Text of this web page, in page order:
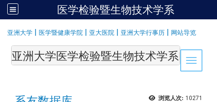
医学检验暨生物技术学系
亚洲大学 | 医学暨健康学院 | 亚大医院 | 亚洲大学行事历 | 网站导览
Toggle
亚洲大学医学检验暨生物技术学系
浏览人次: 10271